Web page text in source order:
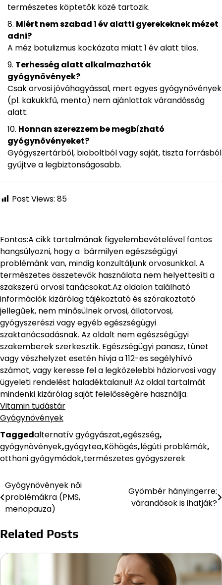
természetes köptetők közé tartozik.
Miért nem szabad 1 év alatti gyerekeknek mézet
adni?
A méz botulizmus kockázata miatt 1 év alatt tilos.
Terhesség alatt alkalmazhatók
gyógynövények?
Csak orvosi jóváhagyással, mert egyes gyógynövények
(pl. kakukkfű, menta) nem ajánlottak várandósság
alatt.
Honnan szerezzem be megbízható
gyógynövényeket?
Gyógyszertárból, bioboltból vagy saját, tiszta forrásból
gyűjtve a legbiztonságosabb.
Post Views: 85
Fontos:A cikk tartalmának figyelembevételével fontos
hangsúlyozni, hogy a bármilyen egészségügyi
problémánk van, mindig konzultáljunk orvosunkkal. A
természetes összetevők használata nem helyettesíti a
szakszerű orvosi tanácsokat.Az oldalon található
információk kizárólag tájékoztató és szórakoztató
jellegűek, nem minősülnek orvosi, állatorvosi,
gyógyszerészi vagy egyéb egészségügyi
szaktanácsadásnak. Az oldalt nem egészségügyi
szakemberek szerkesztik. Egészségügyi panasz, tünet
vagy vészhelyzet esetén hívja a 112-es segélyhívó
számot, vagy keresse fel a legközelebbi háziorvosi vagy
ügyeleti rendelést haladéktalanul! Az oldal tartalmát
mindenki kizárólag saját felelősségére használja.
Vitamin tudástár
Gyógynövények
Taggedalternatív gyógyászat,egészség,
gyógynövények,gyógytea,Köhögés,légúti problémák,
otthoni gyógymódok,természetes gyógyszerek
Bejegyzés
navigáció
Gyógynövények női
problémákra (PMS,
menopauza)
Gyömbér hányingerre:
várandósok is ihatják?
Related Posts